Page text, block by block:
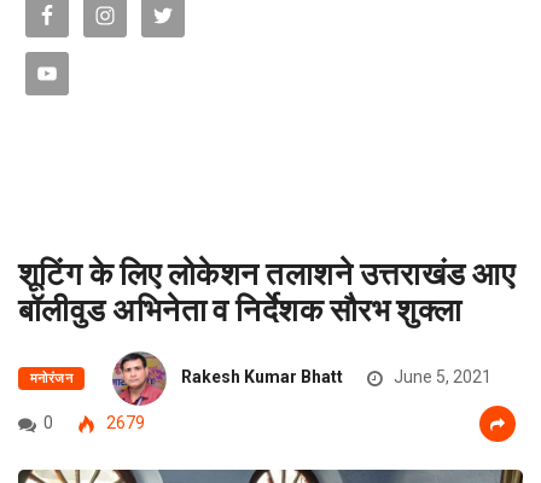
शूटिंग के लिए लोकेशन तलाशने उत्तराखंड आए
बॉलीवुड अभिनेता व निर्देशक सौरभ शुक्ला
मनोरंजन Rakesh Kumar Bhatt June 5, 2021
0 2679